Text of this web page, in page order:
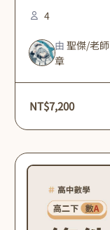
4
由聖傑/老師
章
NT$7,200